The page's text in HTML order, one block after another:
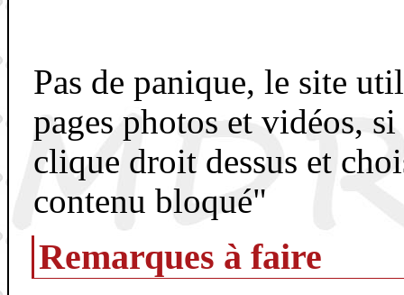
Pas de panique, le site
pages photos et vidéos,
clique droit dessus et
contenu bloqué"
Remarques à faire